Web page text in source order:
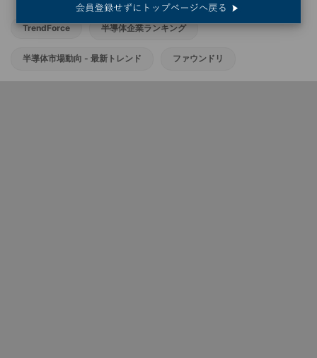
TrendForce 半導体企業ランキング
半導体市場動向 - 最新トレンド ファウンドリ